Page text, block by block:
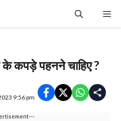
कपड़े पहनने चाहिए ?
9:56 pm